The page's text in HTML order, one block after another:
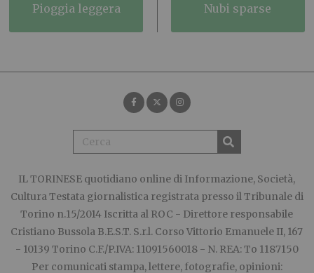
pioggia leggera nubi sparse
IL TORINESE quotidiano online di Informazione, Società,
Cultura Testata giornalistica registrata presso il Tribunale di
Torino n.15/2014 Iscritta al ROC - Direttore responsabile
Cristiano Bussola B.E.S.T. S.r.l. Corso Vittorio Emanuele II, 167
- 10139 Torino C.F./P.IVA: 11091560018 - N. REA: To 1187150
Per comunicati stampa, lettere, fotografie, opinioni: